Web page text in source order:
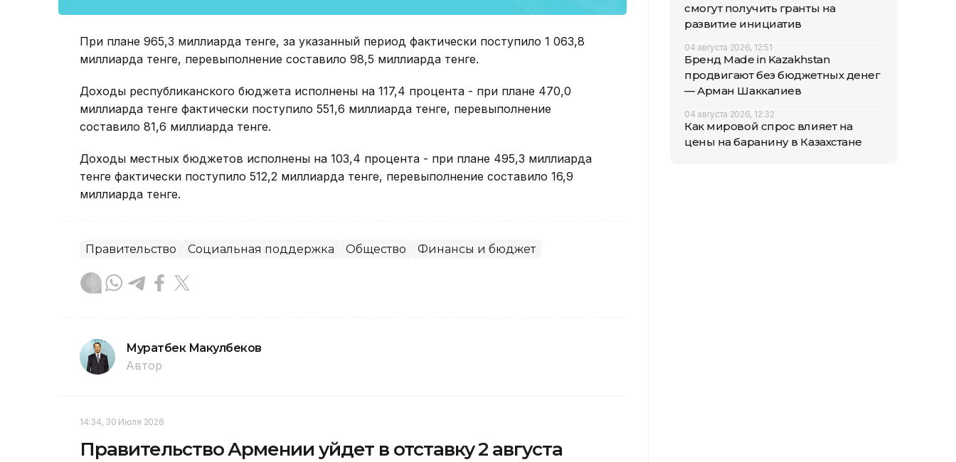
При плане 965,3 миллиарда тенге, за указанный период фактически поступило 1 063,8
миллиарда тенге, перевыполнение составило 98,5 миллиарда тенге.
Доходы республиканского бюджета исполнены на 117,4 процента - при плане 470,0
миллиарда тенге фактически поступило 551,6 миллиарда тенге, перевыполнение
составило 81,6 миллиарда тенге.
Доходы местных бюджетов исполнены на 103,4 процента - при плане 495,3 миллиарда
тенге фактически поступило 512,2 миллиарда тенге, перевыполнение составило 16,9
миллиарда тенге.
Правительство Социальная поддержка Общество Финансы и бюджет
Муратбек Макулбеков
Автор
14:34, 30 Июля 2026
Правительство Армении уйдет в отставку 2 августа
смогут получить гранты на
развитие инициатив
04 августа 2026, 12:51
Бренд Made in Kazakhstan
продвигают без бюджетных денег
— Арман Шаккалиев
04 августа 2026, 12:32
Как мировой спрос влияет на
цены на баранину в Казахстане